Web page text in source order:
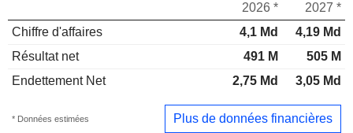
2026 *
2027 *
Chiffre d'affaires
4,1 Md
4,19 Md
Résultat net
491 M
505 M
Endettement Net
2,75 Md 3,05 Md
* Données estimées Plus de données financières